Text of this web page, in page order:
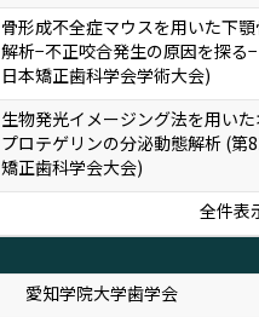
骨形成不全症マウスを用いた下
解析−不正咬合発生の原因を探る
日本矯正歯科学会学術大会)
生物発光イメージング法を用い
プロテゲリンの分泌動態解析 (第
矯正歯科学会大会)
全件表
愛知学院大学歯学会